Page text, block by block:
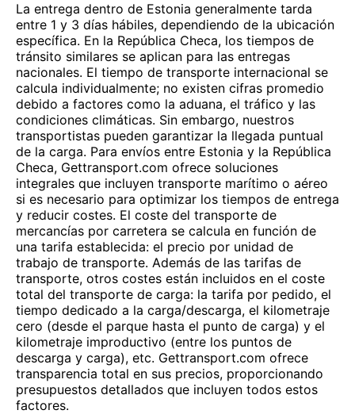
La entrega dentro de Estonia generalmente tarda
entre 1 y 3 días hábiles, dependiendo de la ubicación
específica. En la República Checa, los tiempos de
tránsito similares se aplican para las entregas
nacionales. El tiempo de transporte internacional se
calcula individualmente; no existen cifras promedio
debido a factores como la aduana, el tráfico y las
condiciones climáticas. Sin embargo, nuestros
transportistas pueden garantizar la llegada puntual
de la carga. Para envíos entre Estonia y la República
Checa, Gettransport.com ofrece soluciones
integrales que incluyen transporte marítimo o aéreo
si es necesario para optimizar los tiempos de entrega
y reducir costes. El coste del transporte de
mercancías por carretera se calcula en función de
una tarifa establecida: el precio por unidad de
trabajo de transporte. Además de las tarifas de
transporte, otros costes están incluidos en el coste
total del transporte de carga: la tarifa por pedido, el
tiempo dedicado a la carga/descarga, el kilometraje
cero (desde el parque hasta el punto de carga) y el
kilometraje improductivo (entre los puntos de
descarga y carga), etc. Gettransport.com ofrece
transparencia total en sus precios, proporcionando
presupuestos detallados que incluyen todos estos
factores.